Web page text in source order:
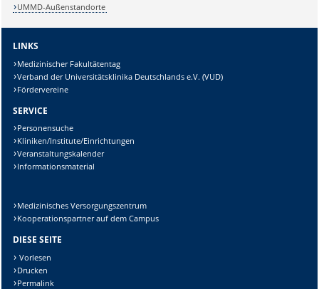
UMMD-Außenstandorte
LINKS
Medizinischer Fakultätentag
Verband der Universitätsklinika Deutschlands e.V. (VUD)
Fördervereine
SERVICE
Personensuche
Kliniken/Institute/Einrichtungen
Veranstaltungskalender
Informationsmaterial
Medizinisches Versorgungszentrum
Kooperationspartner auf dem Campus
DIESE SEITE
Vorlesen
Drucken
Permalink